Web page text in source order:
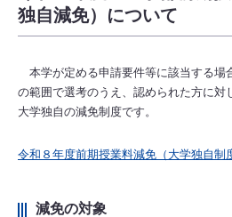
独自減免）について
本学が定める申請要件等に該当する場
の範囲で選考のうえ、認められた方に対
大学独自の減免制度です。
令和８年度前期授業料減免（大学独自制
減免の対象